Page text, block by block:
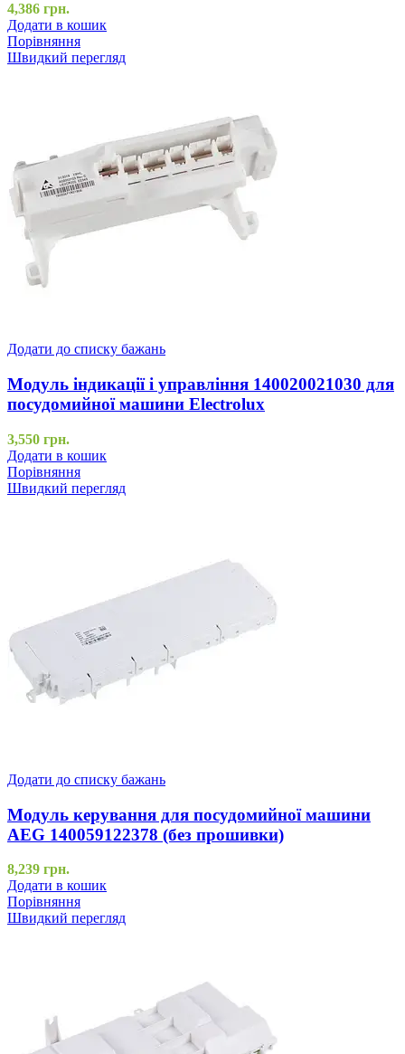
4,386 грн.
Додати в кошик
Порівняння
Швидкий перегляд
Додати до списку бажань
Модуль індикації і управління 140020021030 для
посудомийної машини Electrolux
3,550 грн.
Додати в кошик
Порівняння
Швидкий перегляд
Додати до списку бажань
Модуль керування для посудомийної машини
AEG 140059122378 (без прошивки)
8,239 грн.
Додати в кошик
Порівняння
Швидкий перегляд